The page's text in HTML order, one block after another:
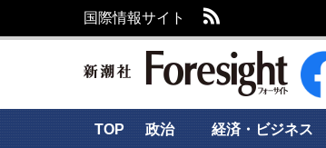
国際情報サイト
新潮
TOP 政治 経済・ビジネス